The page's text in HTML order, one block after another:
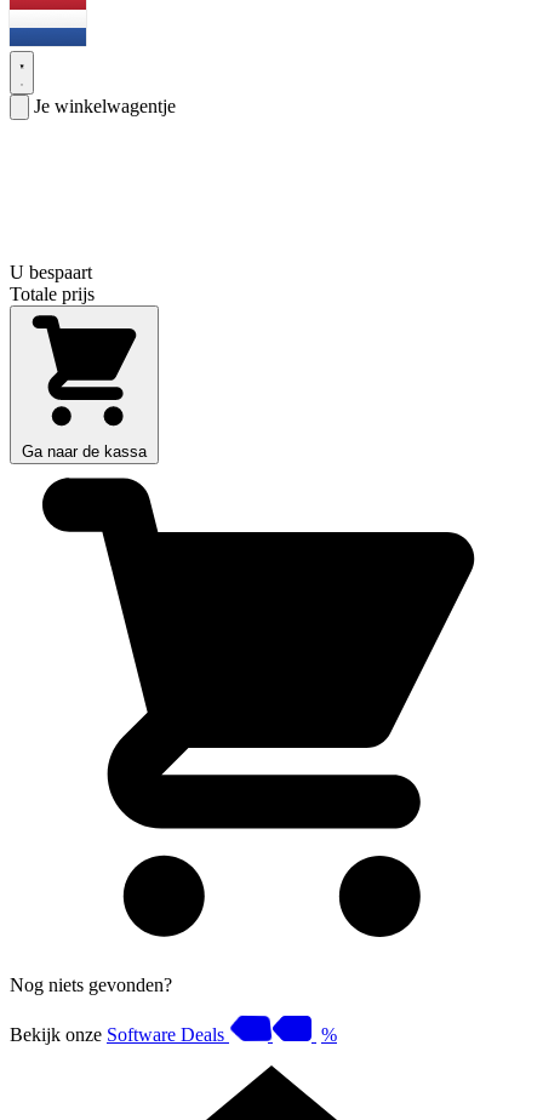
Je winkelwagentje
U bespaart
Totale prijs
Ga naar de kassa
Nog niets gevonden?
Bekijk onze Software Deals %